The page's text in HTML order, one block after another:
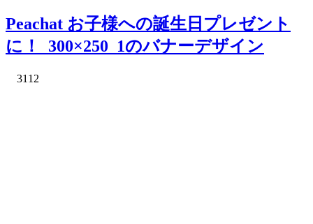
Peachat お子様への誕生日プレゼント
に！_300×250_1のバナーデザイン
3112